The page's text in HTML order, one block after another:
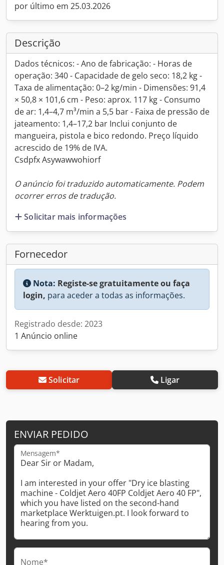
por último em 25.03.2026
Descrição
Dados técnicos: - Ano de fabricação: - Horas de
operação: 340 - Capacidade de gelo seco: 18,2 kg -
Taxa de alimentação: 0–2 kg/min - Dimensões: 91,4
× 50,8 × 101,6 cm - Peso: aprox. 117 kg - Consumo
de ar: 1,4–4,7 m³/min a 5,5 bar - Faixa de pressão de
jateamento: 1,4–17,2 bar Inclui conjunto de
mangueira, pistola e bico redondo. Preço líquido
acrescido de 19% de IVA.
Csdpfx Asywawwohiorf
O anúncio foi traduzido automaticamente. Podem
ocorrer erros de tradução.
Solicitar mais informações
Fornecedor
Nota: Registe-se gratuitamente ou faça
login, para aceder a todas as informações.
Registrado desde: 2023
1 Anúncio online
Solicitar Ligar
ENVIAR PEDIDO
Mensagem*
Nome*